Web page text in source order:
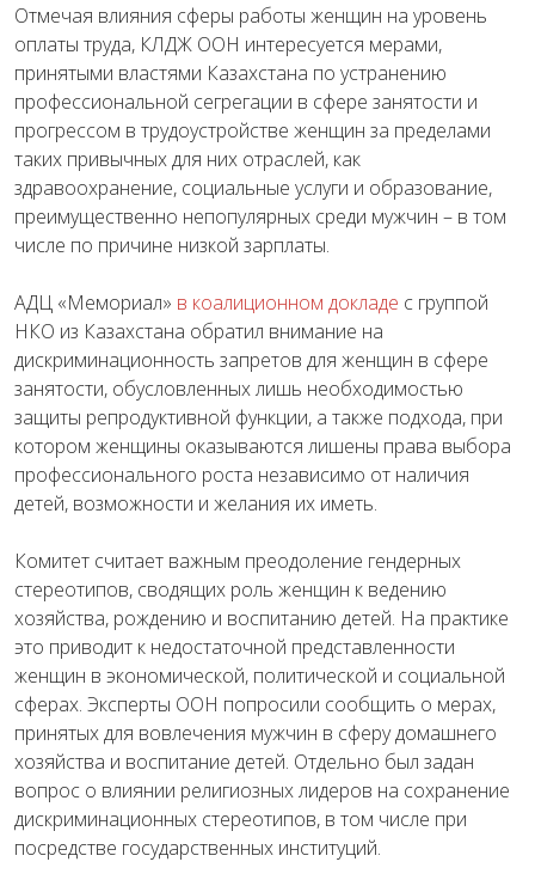
Отмечая влияния сферы работы женщин на уровень
оплаты труда, КЛДЖ ООН интересуется мерами,
принятыми властями Казахстана по устранению
профессиональной сегрегации в сфере занятости и
прогрессом в трудоустройстве женщин за пределами
таких привычных для них отраслей, как
здравоохранение, социальные услуги и образование,
преимущественно непопулярных среди мужчин – в том
числе по причине низкой зарплаты.
АДЦ «Мемориал» в коалиционном докладе с группой
НКО из Казахстана обратил внимание на
дискриминационность запретов для женщин в сфере
занятости, обусловленных лишь необходимостью
защиты репродуктивной функции, а также подхода, при
котором женщины оказываются лишены права выбора
профессионального роста независимо от наличия
детей, возможности и желания их иметь.
Комитет считает важным преодоление гендерных
стереотипов, сводящих роль женщин к ведению
хозяйства, рождению и воспитанию детей. На практике
это приводит к недостаточной представленности
женщин в экономической, политической и социальной
сферах. Эксперты ООН попросили сообщить о мерах,
принятых для вовлечения мужчин в сферу домашнего
хозяйства и воспитание детей. Отдельно был задан
вопрос о влиянии религиозных лидеров на сохранение
дискриминационных стереотипов, в том числе при
посредстве государственных институций.